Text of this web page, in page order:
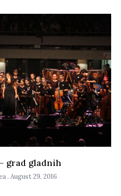
grad gladnih
August 29, 2016